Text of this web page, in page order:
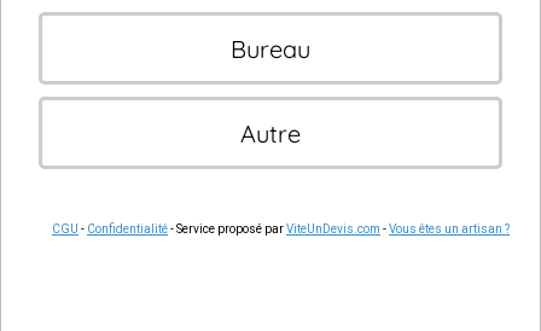
Bureau
Autre
CGU - Confidentialité- Service proposé parViteUnDevis.com -Vous êtes un artisan ?